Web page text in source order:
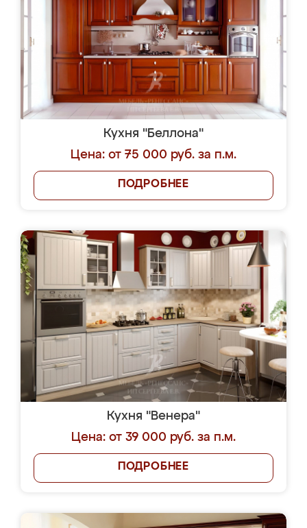
Кухня "Беллона"
Цена: от 75 000 руб. за п.м.
ПОДРОБНЕЕ
Кухня "Венера"
Цена: от 39 000 руб. за п.м.
ПОДРОБНЕЕ